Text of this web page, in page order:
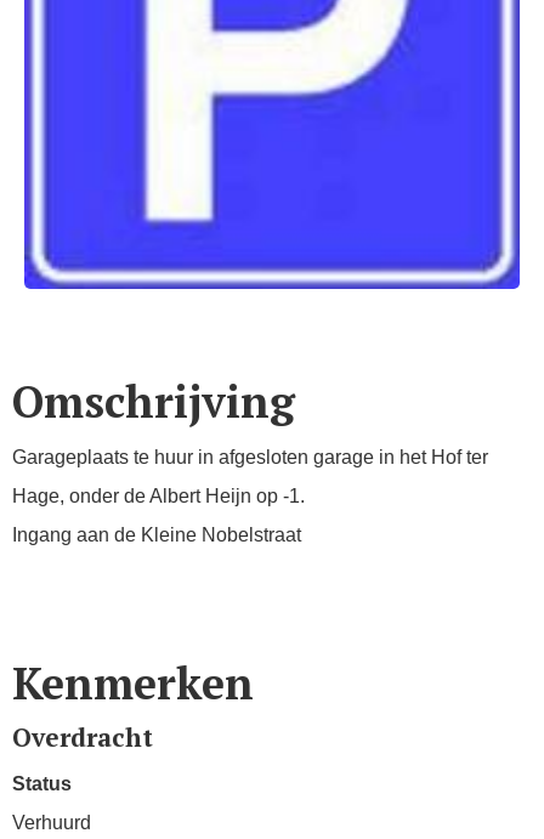
Omschrijving
Garageplaats te huur in afgesloten garage in het Hof ter
Hage, onder de Albert Heijn op -1.
Ingang aan de Kleine Nobelstraat
Kenmerken
Overdracht
Status
Verhuurd